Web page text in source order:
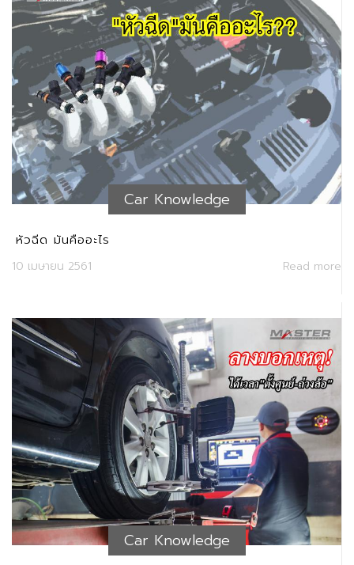
Car Knowledge
หัวฉีด มันคืออะไร
10 เมษายน 2561 Read more
Car Knowledge